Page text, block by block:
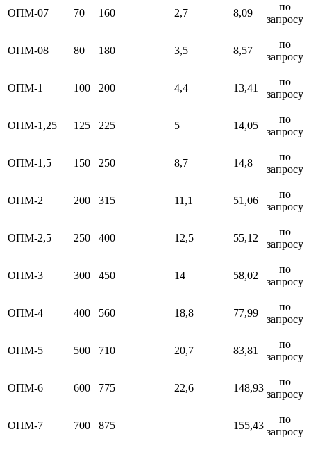
ОПМ-07 70 160 2,7 8,09
по
запросу
ОПМ-08 80 180 3,5 8,57
по
запросу
ОПМ-1 100 200 4,4 13,41
по
запросу
ОПМ-1,25 125 225 5 14,05
по
запросу
ОПМ-1,5 150 250 8,7 14,8
по
запросу
ОПМ-2 200 315 11,1 51,06
по
запросу
ОПМ-2,5 250 400 12,5 55,12
по
запросу
ОПМ-3 300 450 14 58,02
по
запросу
ОПМ-4 400 560 18,8 77,99
по
запросу
ОПМ-5 500 710 20,7 83,81
по
запросу
ОПМ-6 600 775 22,6 148,93
по
запросу
ОПМ-7 700 875 155,43
по
запросу